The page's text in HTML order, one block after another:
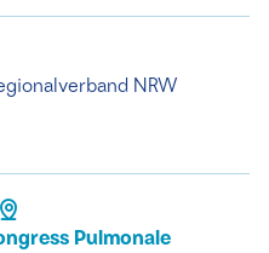
NRW
Pulmonale